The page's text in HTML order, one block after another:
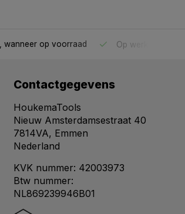
, wanneer op voorraad Op werkdagen
Contactgegevens
HoukemaTools
Nieuw Amsterdamsestraat 40
7814VA, Emmen
Nederland
KVK nummer: 42003973
Btw nummer:
NL869239946B01